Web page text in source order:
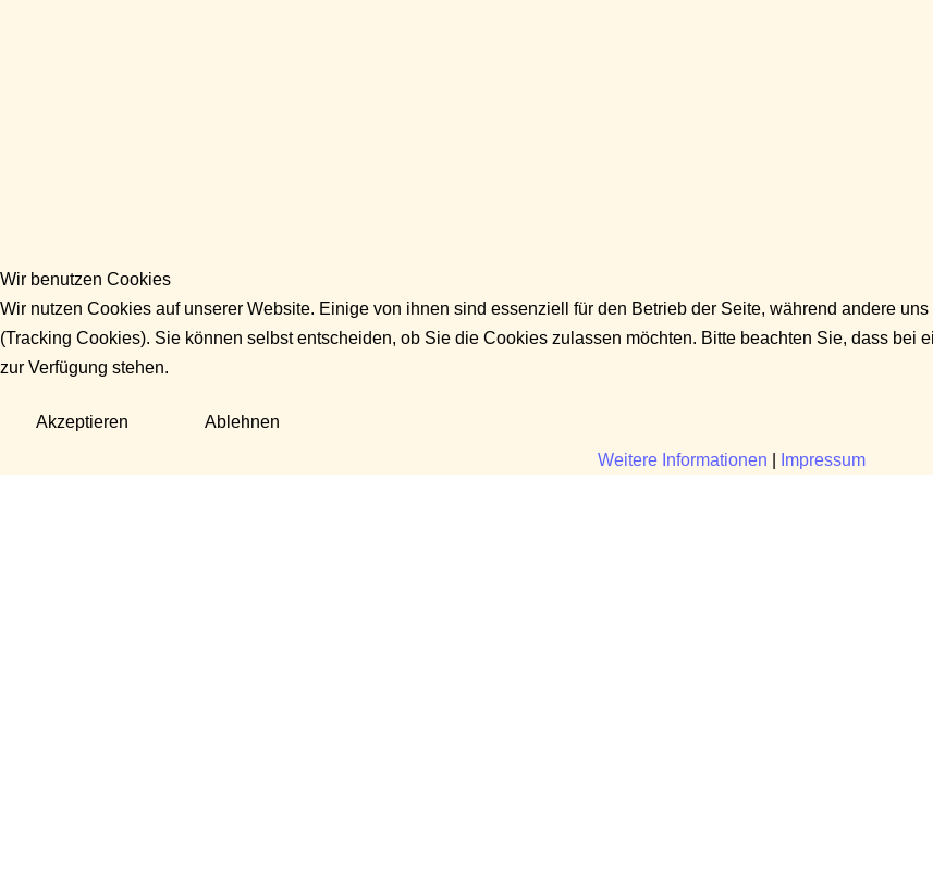
Wir benutzen Cookies
Wir nutzen Cookies auf unserer Website. Einige von ihnen sind essenziell für den Betrieb der Seite, während andere
(Tracking Cookies). Sie können selbst entscheiden, ob Sie die Cookies zulassen möchten. Bitte beachten Sie, dass
zur Verfügung stehen.
Akzeptieren Ablehnen
Weitere Informationen Impressum